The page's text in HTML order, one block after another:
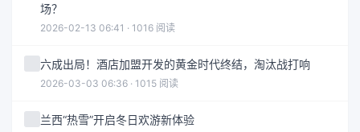
场？
2026-02-13 06:41 · 1016 阅读
六成出局！酒店加盟开发的黄金时代终结，淘汰战打响
2026-03-03 06:36 · 1015 阅读
兰西“热雪”开启冬日欢游新体验